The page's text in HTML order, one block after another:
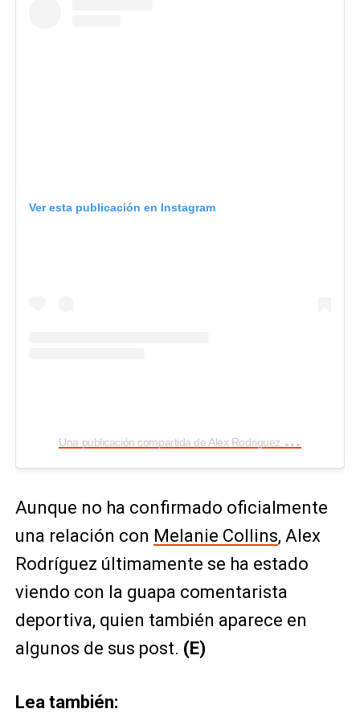
Ver esta publicación en Instagram
U
na publicación compartida de Alex Rodriguez (@arod)
Aunque no ha confirmado oficialmente
una relación con Melanie Collins, Alex
Rodríguez últimamente se ha estado
viendo con la guapa comentarista
deportiva, quien también aparece en
algunos de sus post. (E)
Lea también: